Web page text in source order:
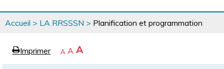
Vous
êtes
Accueil > LA RRSSSN > Planification et programmation
eImprimerpageRétrécir
A Revenir
à
A Agrandir
la
A